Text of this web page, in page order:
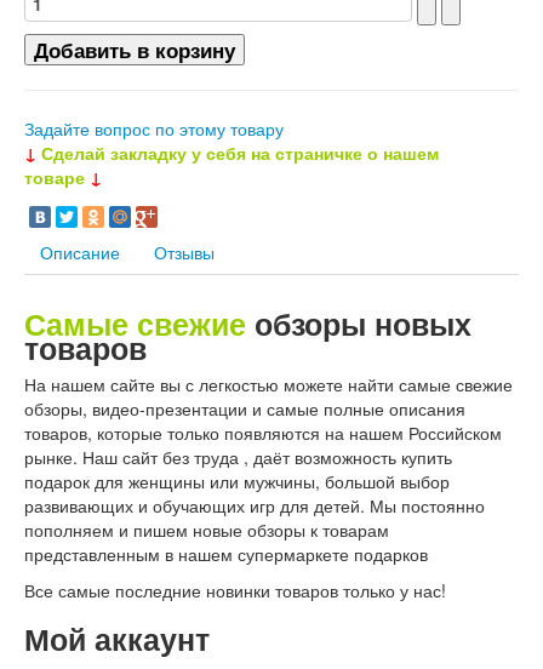
Задайте вопрос по этому товару
↓ Сделай закладку у себя на страничке о нашем
товаре ↓
Описание Отзывы
Самые свежие обзоры новых
товаров
На нашем сайте вы с легкостью можете найти самые свежие
обзоры, видео-презентации и самые полные описания
товаров, которые только появляются на нашем Российском
рынке. Наш сайт без труда , даёт возможность купить
подарок для женщины или мужчины, большой выбор
развивающих и обучающих игр для детей. Мы постоянно
пополняем и пишем новые обзоры к товарам
представленным в нашем супермаркете подарков
Все самые последние новинки товаров только у нас!
Мой аккаунт